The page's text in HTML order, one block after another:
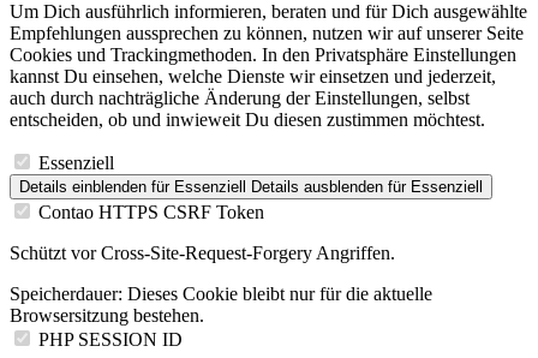
Um Dich ausführlich informieren, beraten und für Dich ausgewählte
Empfehlungen aussprechen zu können, nutzen wir auf unserer Seite
Cookies und Trackingmethoden. In den Privatsphäre Einstellungen
kannst Du einsehen, welche Dienste wir einsetzen und jederzeit,
auch durch nachträgliche Änderung der Einstellungen, selbst
entscheiden, ob und inwieweit Du diesen zustimmen möchtest.
Essenziell
Details einblenden für Essenziell Details ausblenden für Essenziell
Contao HTTPS CSRF Token
Schützt vor Cross-Site-Request-Forgery Angriffen.
Speicherdauer: Dieses Cookie bleibt nur für die aktuelle
Browsersitzung bestehen.
PHP SESSION ID